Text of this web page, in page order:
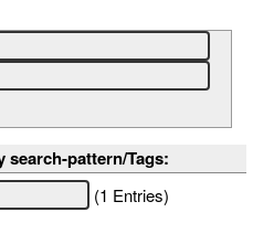
pattern/Tags:
(1 Entries)